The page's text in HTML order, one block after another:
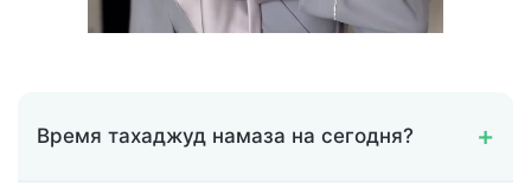
Время тахаджуд намаза на сегодня?